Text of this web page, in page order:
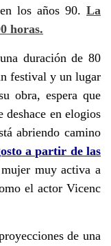
los años 90. La
horas.
duración de 80
festival y un lugar
obra, espera que
deshace en elogios
abriendo camino
a partir de las
muy activa a
el actor Vicenc
de una